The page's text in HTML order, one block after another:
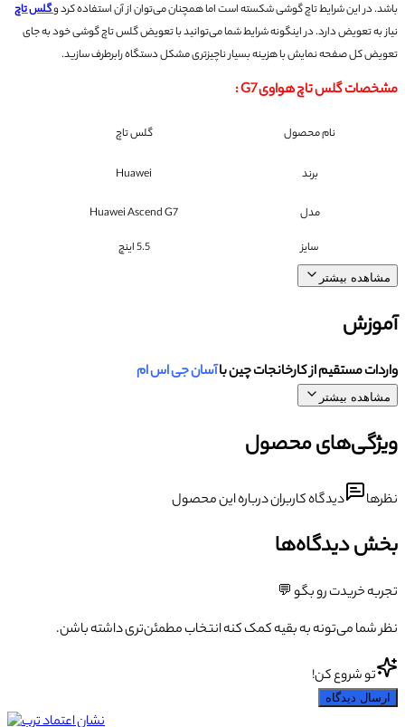
باشد.در این شرایط تاچ گوشی شکسته است اما همچنان می‌توان از آن استفاده کرد وگلس تاچ
نیاز به تعویض دارد.در اینگونه شرایط شما می‌توانید با تعویض گلس تاچ گوشی خود به جای
تعویض کل صفحه نمایش با هزینه بسیار ناچیزتری مشکل دستگاه رابرطرف سازید.
مشخصاتگلس تاچ هواوی G7 :
نام محصول گلس تاچ
برند Huawei
مدل
Huawei Ascend G7
سایز
5.5 اینچ
مشاهده بیشتر
آموزش
واردات مستقیم از کارخانجات چین باآسان جی اس ام
مشاهده بیشتر
ویژگی‌های محصول
نظرها دیدگاه کاربران درباره این محصول
بخش دیدگاه‌ها
تجربه خریدت رو بگو 💬
نظر شما می‌تونه به بقیه کمک کنه انتخاب مطمئن‌تری داشته باشن.
تو شروع کن!
ارسال دیدگاه